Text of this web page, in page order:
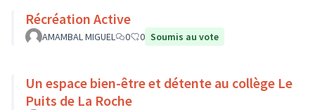
Récréation Active
AMAMBAL MIGUEL 0 0 Soumis au vote
Un espace bien-être et détente au collège Le
Puits de La Roche